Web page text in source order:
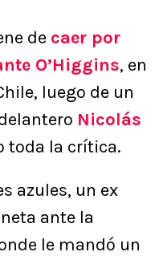
de caer por
O’Higgins, en
luego de un
Nicolás
toda la crítica.
azules, un ex
ante la
le mandó un